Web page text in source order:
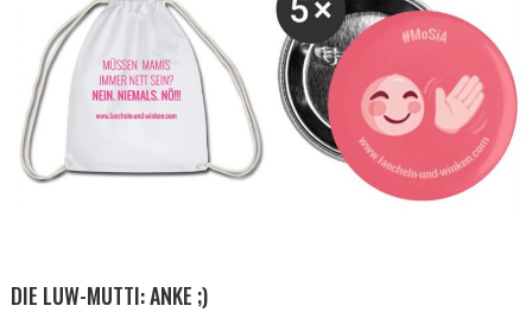
DIE LUW-MUTTI: ANKE ;)